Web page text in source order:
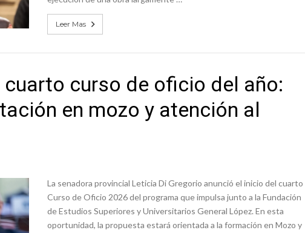
Leer Mas
cuarto curso de oficio del año:
en mozo y atención al
La senadora provincial Leticia Di Gregorio anunció el inicio del cuarto
Curso de Oficio 2026 del programa que impulsa junto a la Fundación
de Estudios Superiores y Universitarios General López. En esta
oportunidad, la propuesta estará orientada a la formación en Mozo y